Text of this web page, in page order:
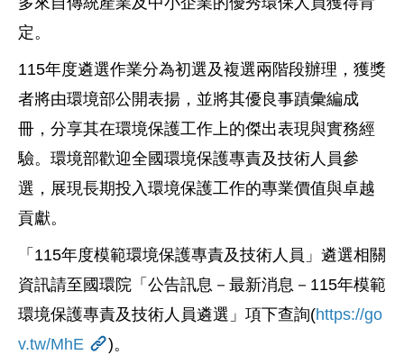
定。
115年度遴選作業分為初選及複選兩階段辦理，獲獎
者將由環境部公開表揚，並將其優良事蹟彙編成
冊，分享其在環境保護工作上的傑出表現與實務經
驗。環境部歡迎全國環境保護專責及技術人員參
選，展現長期投入環境保護工作的專業價值與卓越
貢獻。
「 115年度模範環境保護專責及技術人員」遴選相關
資訊請至國環院「公告訊息－最新消息－ 115年模範
環境保護專責及技術人員遴選」項下查詢(https://go
v.tw/MhE
)。